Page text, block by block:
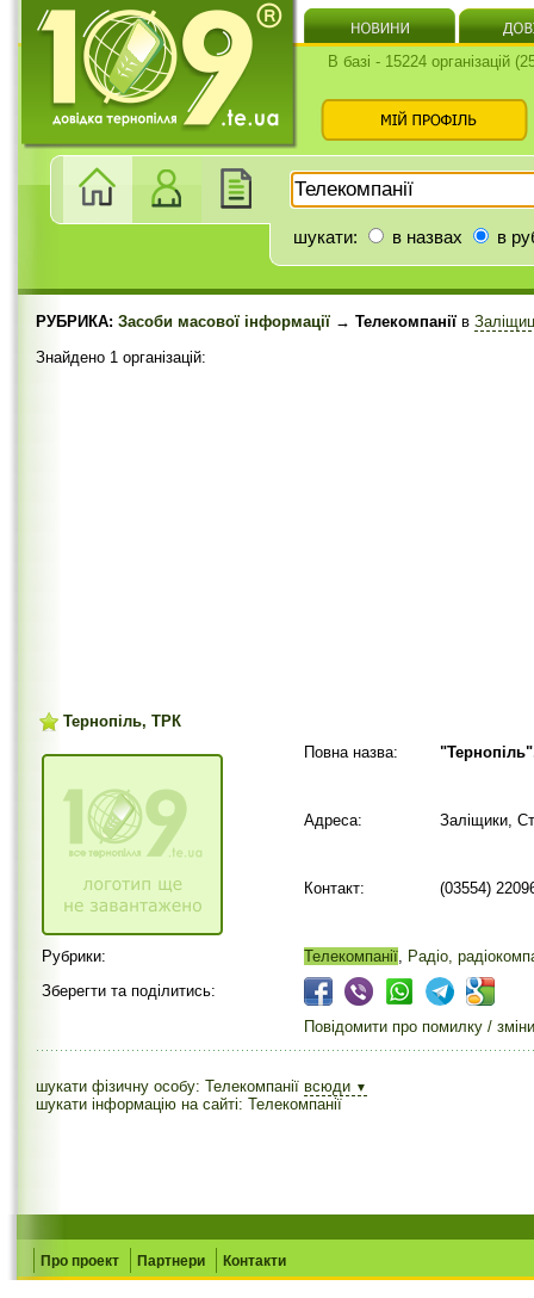
В базі - 15224 організацій
шукати: в назвах в
РУБРИКА: Засоби масової інформації → Телекомпанії в
Знайдено 1 організацій:
Тернопіль, ТРК
Повна назва:
Адреса: Заліщики,
Контакт: (03554)
Рубрики: Телекомпанії, Радіо,
Зберегти та поділитись:
Повідомити про помилку / зміни
шукати фізичну особу: Телекомпанії всюди ▼
шукати інформацію на сайті: Телекомпанії
Про проект Партнери Контакти